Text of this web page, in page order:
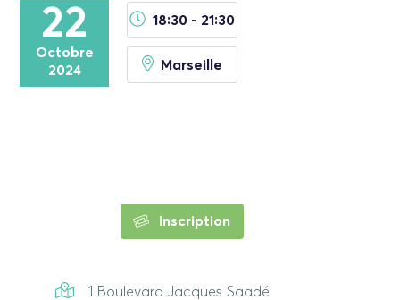
22
Octobre
2024
18:30 - 21:30
Marseille
Inscription
1 Boulevard Jacques Saadé